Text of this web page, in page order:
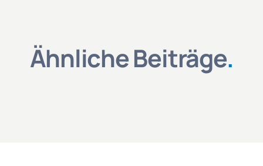
Ähnliche Beiträge.